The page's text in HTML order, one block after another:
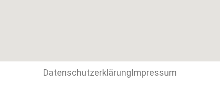
DatenschutzerklärungImpressum